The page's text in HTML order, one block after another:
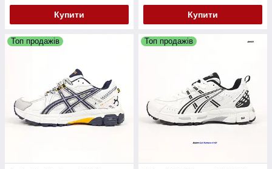
Купити Купити
Топ продажів Топ продажів